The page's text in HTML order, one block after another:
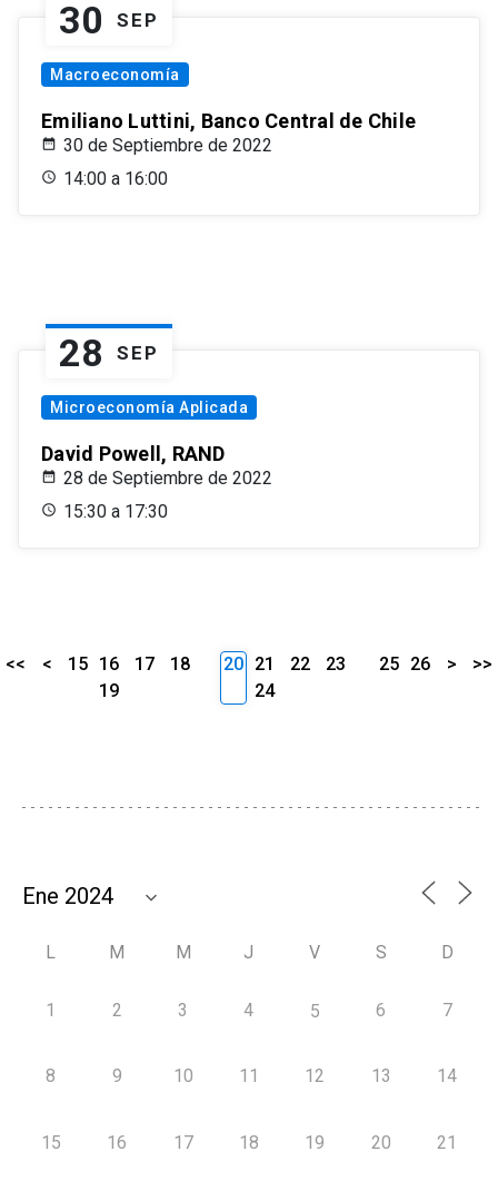
30 SEP
Macroeconomía
Emiliano Luttini, Banco Central de Chile
30 de Septiembre de 2022
14:00 a 16:00
28 SEP
Microeconomía Aplicada
David Powell, RAND
28 de Septiembre de 2022
15:30 a 17:30
<< < 15 16 17
18
19
20 21 22
23
24
25 26 > >>
L M M J V S D
1 2 3 4 5 6 7
8 9 10 11 12 13 14
15 16 17 18 19 20 21